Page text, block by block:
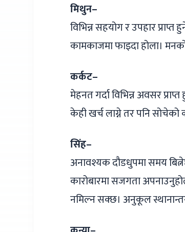
मिथुन–
विभिन्न सहयोग र उपहार
कामकाजमा फाइदा होला।
कर्कट–
मेहनत गर्दा विभिन्न अवसर
केही खर्च लाग्ने तर पनि
सिंह–
अनावश्यक दौडधुपमा समय
कारोबारमा सजगता
नमिल्न सक्छ। अनुकूल